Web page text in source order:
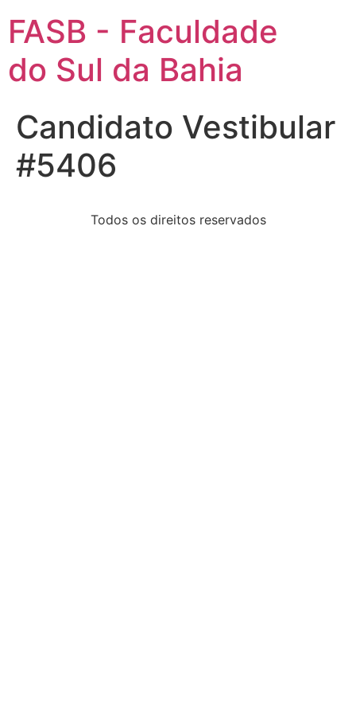
FASB - Faculdade
do Sul da Bahia
Candidato Vestibular
#5406
Todos os direitos reservados